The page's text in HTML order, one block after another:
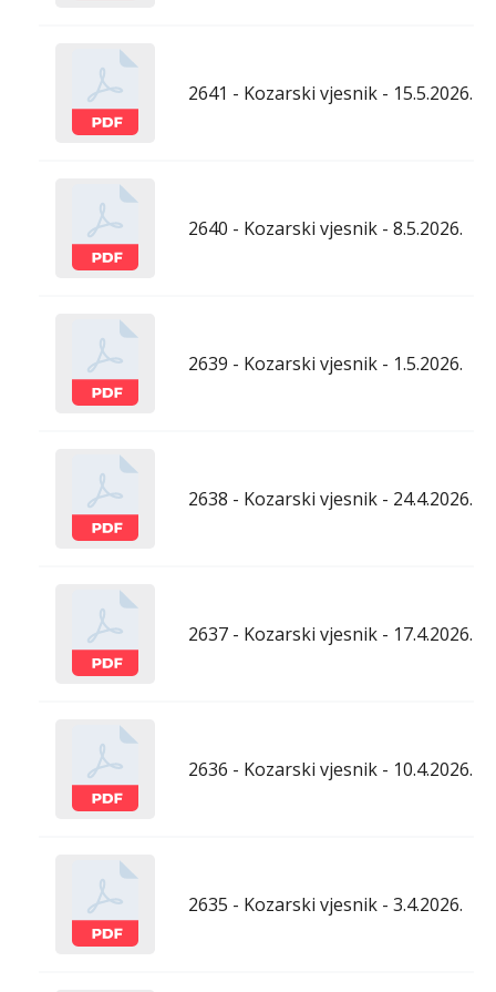
2641 - Kozarski vjesnik - 15.5.2026.
2640 - Kozarski vjesnik - 8.5.2026.
2639 - Kozarski vjesnik - 1.5.2026.
2638 - Kozarski vjesnik - 24.4.2026.
2637 - Kozarski vjesnik - 17.4.2026.
2636 - Kozarski vjesnik - 10.4.2026.
2635 - Kozarski vjesnik - 3.4.2026.